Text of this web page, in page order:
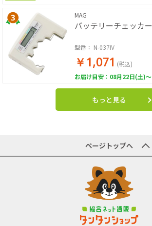
MAG
バッテリーチェッカー
型番： N-037IV
￥1,071 (税込)
お届け目安：08月22日(土)～
もっと見る
ページトップへ